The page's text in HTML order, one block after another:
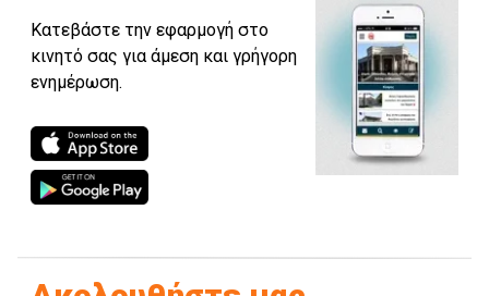
Κατεβάστε την εφαρμογή στο
κινητό σας για άμεση και γρήγορη
ενημέρωση.